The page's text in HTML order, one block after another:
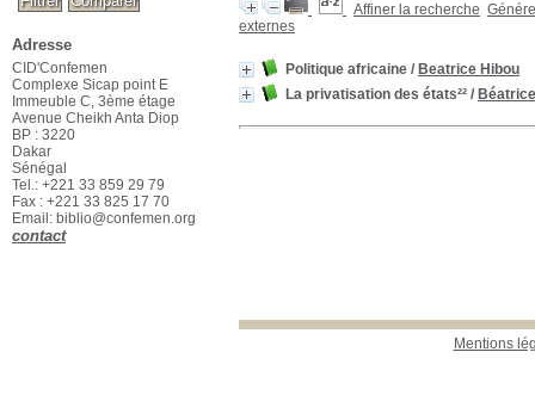
Affiner la recherche
externes
Politique africaine / Beatrice Hibou
La privatisation des états²² /
Mentions
Adresse
CID'Confemen
Complexe Sicap point E
Immeuble C, 3ème étage
Avenue Cheikh Anta Diop
BP : 3220
Dakar
Sénégal
Tel.: +221 33 859 29 79
Fax : +221 33 825 17 70
Email: biblio@confemen.org
contact